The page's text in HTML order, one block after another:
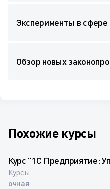
Эксперименты в сфере
Обзор новых
Похожие курсы
Курс "1С Предприятие:
Курсы
очная